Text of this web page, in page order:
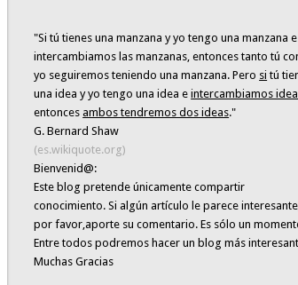
"Si tú tienes una manzana y yo tengo una manzana e
intercambiamos las manzanas, entonces tanto tú
yo seguiremos teniendo una manzana. Pero si tú
una idea y yo tengo una idea eintercambiamos
entoncesambos tendremos dos ideas."
G. Bernard Shaw
(es.wikiquote.org)
Bienvenid@:
Este blog pretende únicamentecompartir
conocimiento. Si algún artículo le parece
por favor,aporte su comentario. Es sólo un
Entre todos podremos hacer un blog más
Muchas Gracias